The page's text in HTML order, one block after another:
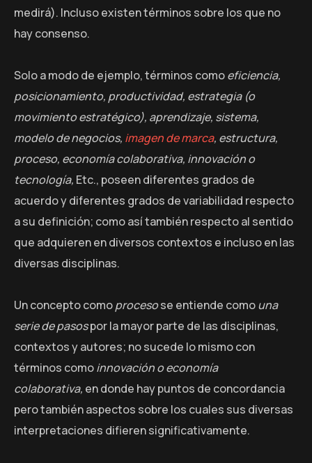
medirá). Incluso existen términos sobre los que no
hay consenso.
Solo a modo de ejemplo, términos comoeficiencia,
posicionamiento, productividad, estrategia (o
movimiento estratégico), aprendizaje, sistema,
modelo de negocios, imagen de marca, estructura,
proceso, economía colaborativa, innovación o
tecnología, Etc., poseen diferentes grados de
acuerdo y diferentes grados de variabilidad respecto
a su definición; como así también respecto al sentido
que adquieren en diversos contextos e incluso en las
diversas disciplinas.
Un concepto comoprocesose entiende comouna
serie de pasospor la mayor parte de las disciplinas,
contextos y autores; no sucede lo mismo con
términos comoinnovación o economía
colaborativa, en donde hay puntos de concordancia
pero también aspectos sobre los cuales sus diversas
interpretaciones difieren significativamente.